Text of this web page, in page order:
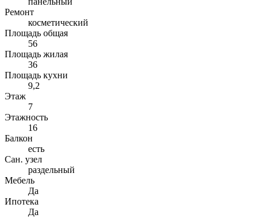
Ремонт
косметический
Площадь общая
56
Площадь жилая
36
Площадь кухни
9,2
Этаж
7
Этажность
16
Балкон
есть
Сан. узел
раздельный
Мебель
Да
Ипотека
Да